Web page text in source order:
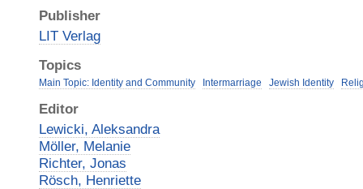
Publisher
LIT Verlag
Topics
Main Topic: Identity and Community Intermarriage Jewish Identity
Editor
Lewicki, Aleksandra
Möller, Melanie
Richter, Jonas
Rösch, Henriette